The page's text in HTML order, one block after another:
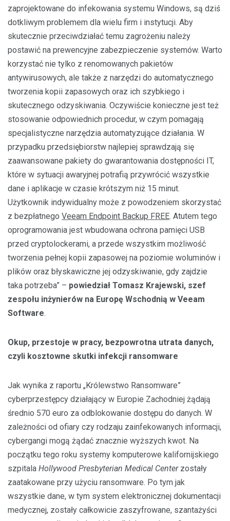
zaprojektowane do infekowania systemu Windows, są dziś
dotkliwym problemem dla wielu firm i instytucji. Aby
skutecznie przeciwdziałać temu zagrożeniu należy
postawić na prewencyjne zabezpieczenie systemów. Warto
korzystać nie tylko z renomowanych pakietów
antywirusowych, ale także z narzędzi do automatycznego
tworzenia kopii zapasowych oraz ich szybkiego i
skutecznego odzyskiwania. Oczywiście konieczne jest też
stosowanie odpowiednich procedur, w czym pomagają
specjalistyczne narzędzia automatyzujące działania. W
przypadku przedsiębiorstw najlepiej sprawdzają się
zaawansowane pakiety do gwarantowania dostępności IT,
które w sytuacji awaryjnej potrafią przywrócić wszystkie
dane i aplikacje w czasie krótszym niż 15 minut.
Użytkownik indywidualny może z powodzeniem skorzystać
z bezpłatnego Veeam Endpoint Backup FREE. Atutem tego
oprogramowania jest wbudowana ochrona pamięci USB
przed cryptolockerami, a przede wszystkim możliwość
tworzenia pełnej kopii zapasowej na poziomie woluminów i
plików oraz błyskawiczne jej odzyskiwanie, gdy zajdzie
taka potrzeba” – powiedział Tomasz Krajewski, szef
zespołu inżynierów na Europę Wschodnią w Veeam
Software.
Okup, przestoje w pracy, bezpowrotna utrata danych,
czyli kosztowne skutki infekcji ransomware
Jak wynika z raportu „Królewstwo Ransomware”
cyberprzestępcy działający w Europie Zachodniej żądają
średnio 570 euro za odblokowanie dostępu do danych. W
zależności od ofiary czy rodzaju zainfekowanych informacji,
cybergangi mogą żądać znacznie wyższych kwot. Na
początku tego roku systemy komputerowe kalifornijskiego
szpitala Hollywood Presbyterian Medical Centerzostały
zaatakowane przy użyciu ransomware. Po tym jak
wszystkie dane, w tym system elektronicznej dokumentacji
medycznej, zostały całkowicie zaszyfrowane, szantażyści